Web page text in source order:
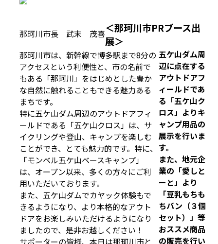
那珂川市長 武末 茂喜
那珂川市は、新幹線で博多駅まで8分の
アクセスという利便性と、市の名前で
もある「那珂川」をはじめとした豊か
な自然に触れることもできる魅力ある
まちです。
特に五ケ山ダム周辺のアウトドアフィ
ールドである「五ケ山クロス」は、サ
イクリングや登山、キャンプを楽しむ
ことができ、とても魅力的です。特に、
「モンベル五ケ山ベースキャンプ」
は、オープン以来、多くの方々にご利
用いただいております。
また、五ケ山ダムでカヤック体験もで
きるようになり、より本格的なアウト
ドアをお楽しみいただけるようになり
ましたので、是非お越しください！
サポーターの皆様、本日は那珂川市と
＜那珂川市PRブース出
展＞
五ケ山ダム周
辺に点在する
アウトドアフ
ィールドであ
る「五ケ山ク
ロス」よりキ
ャンプ用品の
展示を行いま
す。
また、地元企
業の「愛しと
ーと」より
「豆乳もちも
ちパン（３個
セット）」等
おススメ商品
の販売を行い